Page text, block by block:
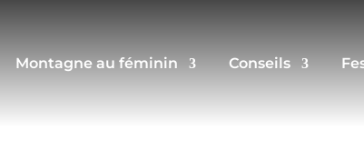
Montagne au féminin Conseils